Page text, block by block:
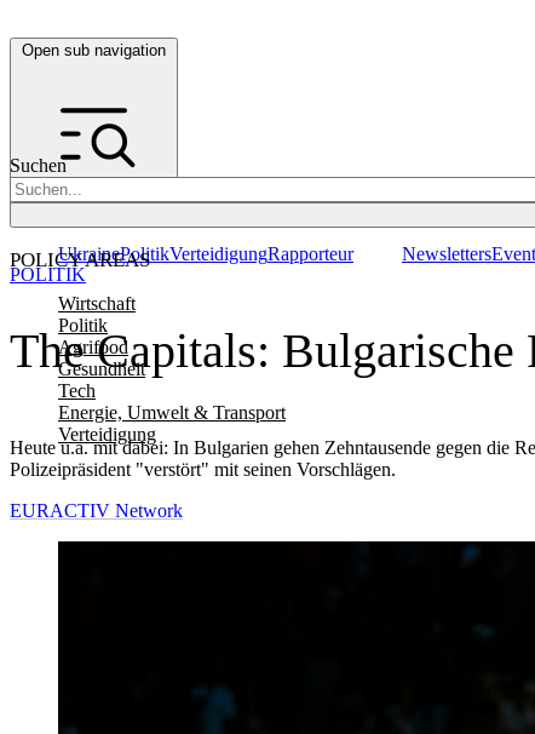
Open sub navigation
Suchen
POLICY AREAS
Wirtschaft
Politik
Agrifood
Gesundheit
Tech
Energie, Umwelt & Transport
Verteidigung
UkrainePolitikVerteidigungRapporteur Newsletters
The Capitals: Bulgarische
Heute u.a. mit dabei: In Bulgarien gehen Zehntausende gegen die
Polizeipräsident "verstört" mit seinen Vorschlägen.
POLITIK
EURACTIV Network